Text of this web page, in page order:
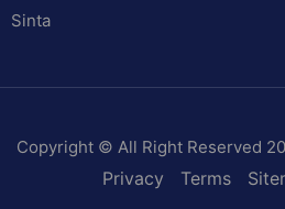
Sinta
Copyright © All Right Reserved
Privacy Terms